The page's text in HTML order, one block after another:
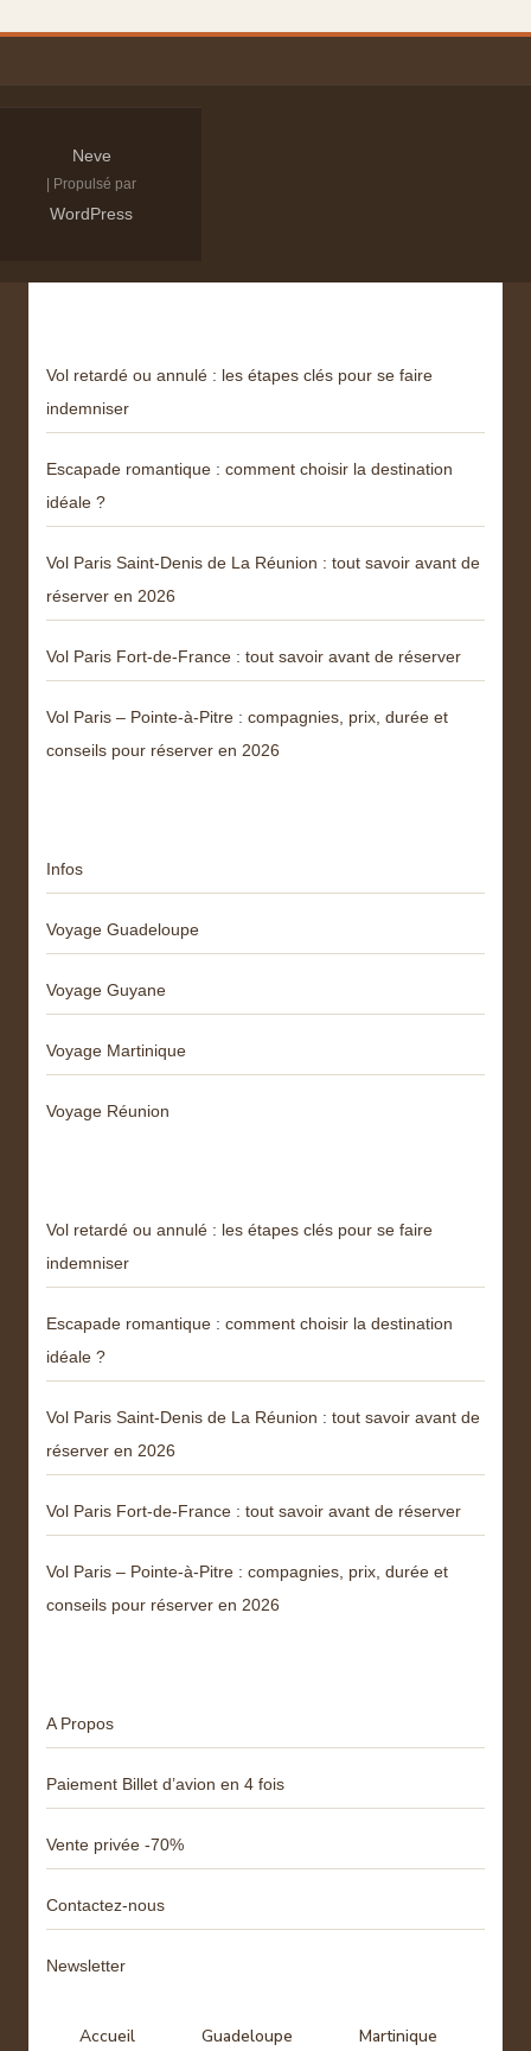
Neve
| Propulsé par
WordPress
Vol retardé ou annulé : les étapes clés pour se faire
indemniser
Escapade romantique : comment choisir la destination
idéale ?
Vol Paris Saint-Denis de La Réunion : tout savoir avant de
réserver en 2026
Vol Paris Fort-de-France : tout savoir avant de réserver
Vol Paris – Pointe-à-Pitre : compagnies, prix, durée et
conseils pour réserver en 2026
Infos
Voyage Guadeloupe
Voyage Guyane
Voyage Martinique
Voyage Réunion
Vol retardé ou annulé : les étapes clés pour se faire
indemniser
Escapade romantique : comment choisir la destination
idéale ?
Vol Paris Saint-Denis de La Réunion : tout savoir avant de
réserver en 2026
Vol Paris Fort-de-France : tout savoir avant de réserver
Vol Paris – Pointe-à-Pitre : compagnies, prix, durée et
conseils pour réserver en 2026
A Propos
Paiement Billet d’avion en 4 fois
Vente privée -70%
Contactez-nous
Newsletter
Accueil Guadeloupe Martinique